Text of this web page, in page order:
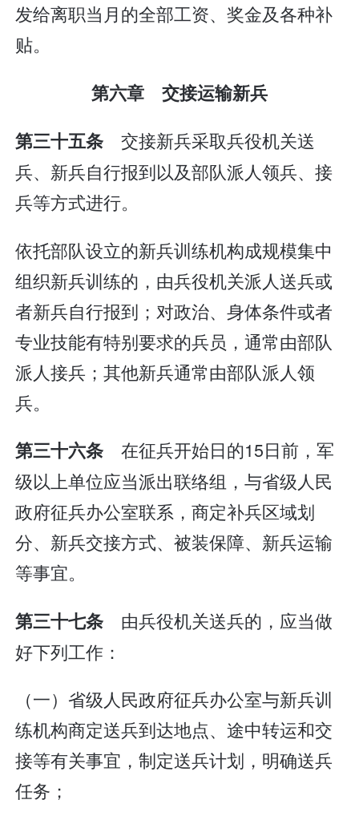
发给离职当月的全部工资、奖金及各种补
贴。
第六章 交接运输新兵
第三十五条 交接新兵采取兵役机关送
兵、新兵自行报到以及部队派人领兵、接
兵等方式进行。
依托部队设立的新兵训练机构成规模集中
组织新兵训练的，由兵役机关派人送兵或
者新兵自行报到；对政治、身体条件或者
专业技能有特别要求的兵员，通常由部队
派人接兵；其他新兵通常由部队派人领
兵。
第三十六条 在征兵开始日的15日前，军
级以上单位应当派出联络组，与省级人民
政府征兵办公室联系，商定补兵区域划
分、新兵交接方式、被装保障、新兵运输
等事宜。
第三十七条 由兵役机关送兵的，应当做
好下列工作：
（一）省级人民政府征兵办公室与新兵训
练机构商定送兵到达地点、途中转运和交
接等有关事宜，制定送兵计划，明确送兵
任务；